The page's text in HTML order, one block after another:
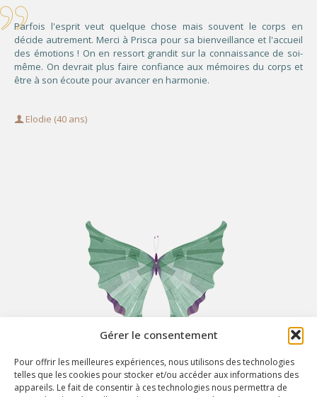
Gérer le consentement
Pour offrir les meilleures expériences, nous utilisons des technologies
telles que les cookies pour stocker et/ou accéder aux informations des
appareils. Le fait de consentir à ces technologies nous permettra de
Parfois l'esprit veut quelque chose mais souvent le corps en
décide autrement. Merci à Prisca pour sa bienveillance et l'accueil
des émotions ! On en ressort grandit sur la connaissance de soi-
même. On devrait plus faire confiance aux mémoires du corps et
être à son écoute pour avancer en harmonie.
Elodie (40 ans)